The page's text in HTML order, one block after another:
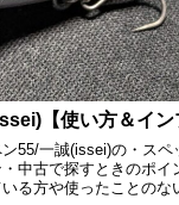
【使い方＆イン
55/一誠(issei)の・ス
中古で探すときのポイ
る方や使ったことのな